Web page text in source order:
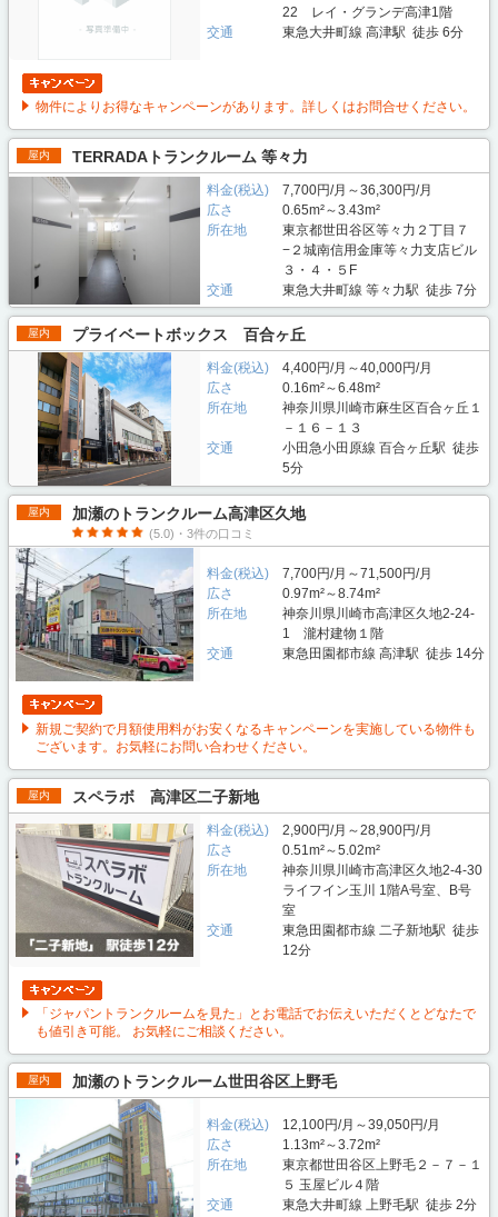
22 レイ・グランデ高津1階
交通
東急大井町線 高津駅 徒歩 6分
物件によりお得なキャンペーンがあります。詳しくはお問合せください。
屋内 TERRADAトランクルーム 等々力
料金(税込)
7,700円/月～36,300円/月
広さ
0.65m²～3.43m²
所在地
東京都世田谷区等々力２丁目７
−２城南信用金庫等々力支店ビル
３・４・５F
交通
東急大井町線 等々力駅 徒歩 7分
屋内 プライベートボックス 百合ヶ丘
料金(税込)
4,400円/月～40,000円/月
広さ
0.16m²～6.48m²
所在地
神奈川県川崎市麻生区百合ヶ丘１
－１６－１３
交通
小田急小田原線 百合ヶ丘駅 徒歩
5分
屋内 加瀬のトランクルーム高津区久地
(5.0)・3件の口コミ
料金(税込)
7,700円/月～71,500円/月
広さ
0.97m²～8.74m²
所在地
神奈川県川崎市高津区久地2-24-
1 瀧村建物１階
交通
東急田園都市線 高津駅 徒歩 14分
新規ご契約で月額使用料がお安くなるキャンペーンを実施している物件も
ございます。お気軽にお問い合わせください。
屋内 スペラボ 高津区二子新地
料金(税込)
2,900円/月～28,900円/月
広さ
0.51m²～5.02m²
所在地
神奈川県川崎市高津区久地2-4-30
ライフイン玉川 1階A号室、B号
室
交通
東急田園都市線 二子新地駅 徒歩
12分
「ジャパントランクルームを見た」とお電話でお伝えいただくとどなたで
も値引き可能。 お気軽にご相談ください。
屋内 加瀬のトランクルーム世田谷区上野毛
料金(税込)
12,100円/月～39,050円/月
広さ
1.13m²～3.72m²
所在地
東京都世田谷区上野毛２－７－１
５ 玉屋ビル４階
交通
東急大井町線 上野毛駅 徒歩 2分